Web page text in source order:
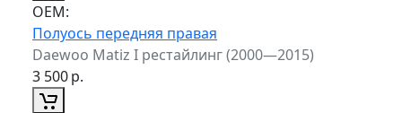
ОЕМ:
Полуось передняя правая
Daewoo Matiz I рестайлинг (2000—2015)
3 500р.